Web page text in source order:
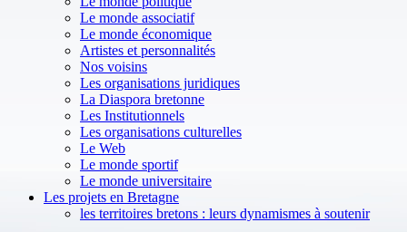
Le monde associatif
Le monde économique
Artistes et personnalités
Nos voisins
Les organisations juridiques
La Diaspora bretonne
Les Institutionnels
Les organisations culturelles
Le Web
Le monde sportif
Le monde universitaire
Les projets en Bretagne
les territoires bretons : leurs dynamismes à soutenir